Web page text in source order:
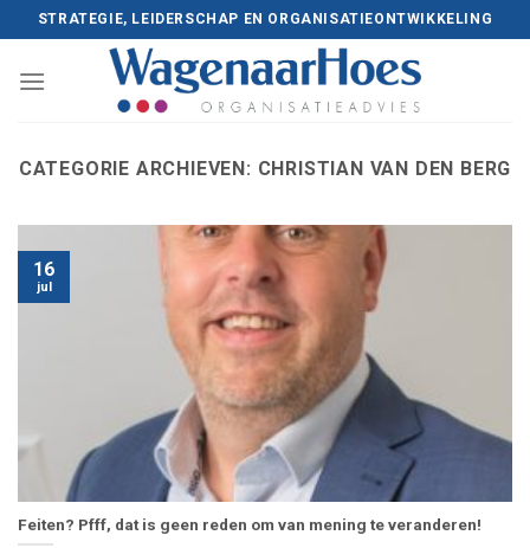
to
content
STRATEGIE, LEIDERSCHAP EN ORGANISATIEONTWIKKELING
CATEGORIE ARCHIEVEN: CHRISTIAN VAN DEN BERG
Feiten? Pfff, dat is geen reden om van mening te veranderen!
16
jul